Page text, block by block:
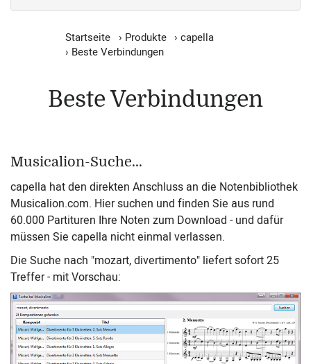
Startseite › Produkte › capella
› Beste Verbindungen
Beste Verbindungen
Musicalion-Suche...
capella hat den direkten Anschluss an die Notenbibliothek
Musicalion.com. Hier suchen und finden Sie aus rund
60.000 Partituren Ihre Noten zum Download - und dafür
müssen Sie capella nicht einmal verlassen.
Die Suche nach "mozart, divertimento" liefert sofort 25
Treffer - mit Vorschau: